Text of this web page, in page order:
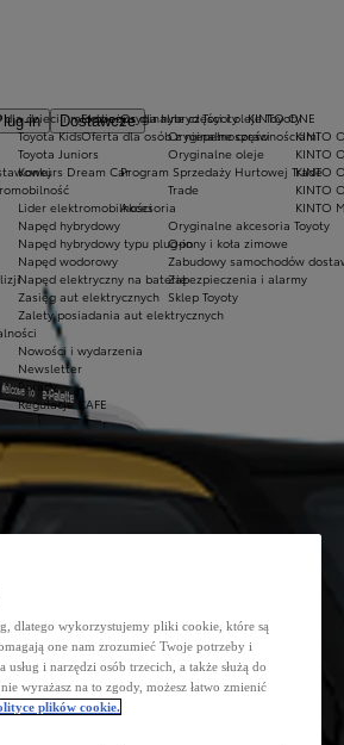
in
Dostawcze
Ekobonus dla hybryd Toyoty
Oferta dla osób z niepełnosprawnościami
dla dzieci i młodzieży
Toyota Kids
Toyota Juniors
Konkurs Dream Car
Lider elektromobilności
Napęd hybrydowy
Napęd hybrydowy typu plug-in
Napęd wodorowy
Napęd elektryczny na baterię
Zasięg aut elektrycznych
Zalety posiadania aut elektrycznych
Nowości i wydarzenia
Newsletter
Porady
Regulacje CAFE
KINTO ONE
KINTO
KINTO
KINTO
KINTO
KINTO
Oryginalne części i oleje Toyoty
Oryginalne części
Oryginalne oleje
Program Sprzedaży Hurtowej Trade
Trade
Akcesoria
Oryginalne akcesoria Toyoty
Opony i koła zimowe
Zabudowy samochodów
Zabezpieczenia i alarmy
Sklep Toyoty
dlatego wykorzystujemy pliki cookie, które są
one nam zrozumieć Twoje potrzeby i
i narzędzi osób trzecich, a także służą do
wyrażasz na to zgody, możesz łatwo zmienić
plików cookie.